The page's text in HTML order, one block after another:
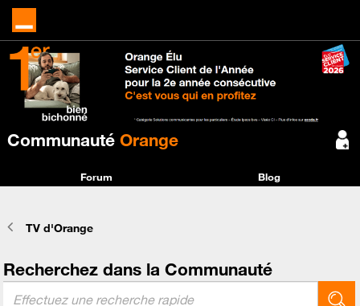
Communauté Orange
Forum Blog
TV d'Orange
Recherchez dans la Communauté